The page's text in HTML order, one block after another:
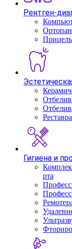
Рентген-
Гигиена и
рта